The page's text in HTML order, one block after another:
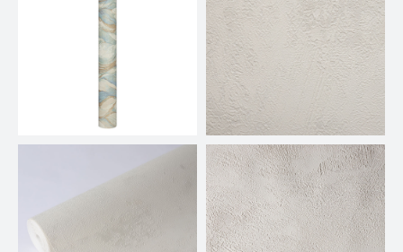
ДОПОЛНИТЕЛЬНЫЕ
КАДРЫ И ДЕТАЛИ